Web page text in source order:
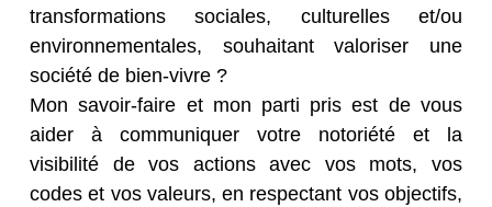
transformations sociales, culturelles et/ou
environnementales, souhaitant valoriser une
société de bien-vivre ?
Mon savoir-faire et mon parti pris est de vous
aider à communiquer votre notoriété et la
visibilité de vos actions avec vos mots, vos
codes et vos valeurs, en respectant vos objectifs,